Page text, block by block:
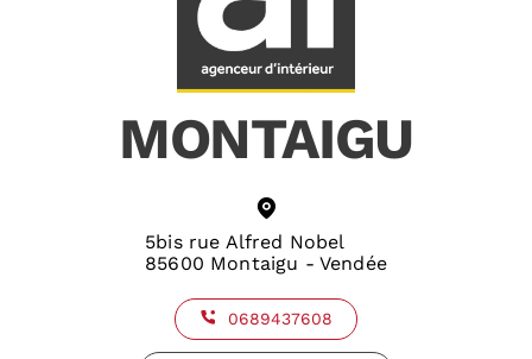
MONTAIGU
5bis rue Alfred Nobel
85600 Montaigu - Vendée
0689437608